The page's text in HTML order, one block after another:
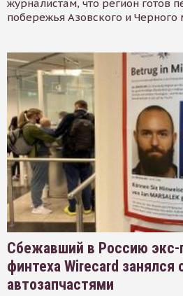
журналистам, что регион готов
побережья Азовского и Черного
Сбежавший в Россию экс-
финтеха Wirecard занялся
автозапчастями